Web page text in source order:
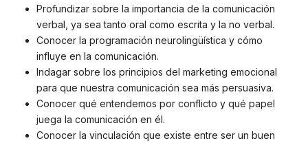
Profundizar sobre la importancia de la comunicación
verbal, ya sea tanto oral como escrita y la no verbal.
Conocer la programación neurolingüística y cómo
influye en la comunicación.
Indagar sobre los principios del marketing emocional
para que nuestra comunicación sea más persuasiva.
Conocer qué entendemos por conflicto y qué papel
juega la comunicación en él.
Conocer la vinculación que existe entre ser un buen